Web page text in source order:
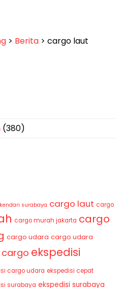
> Berita > cargo laut
(380)
surabaya cargo laut cargo
cargo murah jakarta cargo
cargo udara cargo udara
cargo ekspedisi
cargo udara ekspedisi cepat
surabaya ekspedisi surabaya